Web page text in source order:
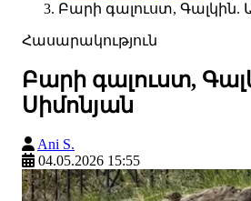
Բարի գալուստ, Գալկին.
Հասարակություն
Բարի գալուստ,
Սիմոնյան
Ani S.
04.05.2026 15:55